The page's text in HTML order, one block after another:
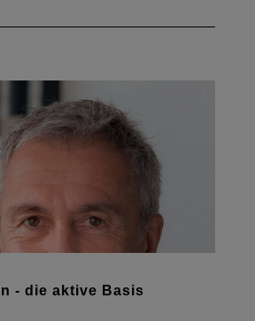
- die aktive Basis